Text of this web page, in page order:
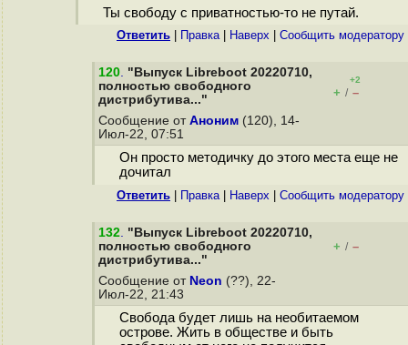
Ты свободу с приватностью-то не путай.
Ответить Правка| Наверх Cообщить модератору
120. "Выпуск Libreboot 20220710,
полностью свободного
дистрибутива..."
+2
+ / –
Сообщение от Аноним (120), 14-
Июл-22, 07:51
Он просто методичку до этого места еще не
дочитал
Ответить Правка| Наверх Cообщить модератору
132. "Выпуск Libreboot 20220710,
полностью свободного
дистрибутива..."
+ / –
Сообщение от Neon (??), 22-
Июл-22, 21:43
Свобода будет лишь на необитаемом
острове. Жить в обществе и быть